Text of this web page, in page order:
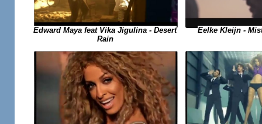
Edward Maya feat Vika Jigulina - Desert
Rain
Eelke Kleijn -